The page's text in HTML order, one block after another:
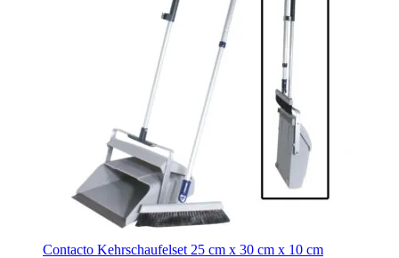
Contacto Kehrschaufelset 25 cm x 30 cm x 10 cm